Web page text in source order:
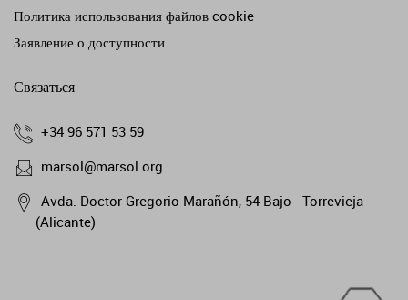
Политика использования файлов cookie
Заявление о доступности
Связаться
+34 96 571 53 59
marsol@marsol.org
Avda. Doctor Gregorio Marañón, 54 Bajo - Torrevieja
(Alicante)